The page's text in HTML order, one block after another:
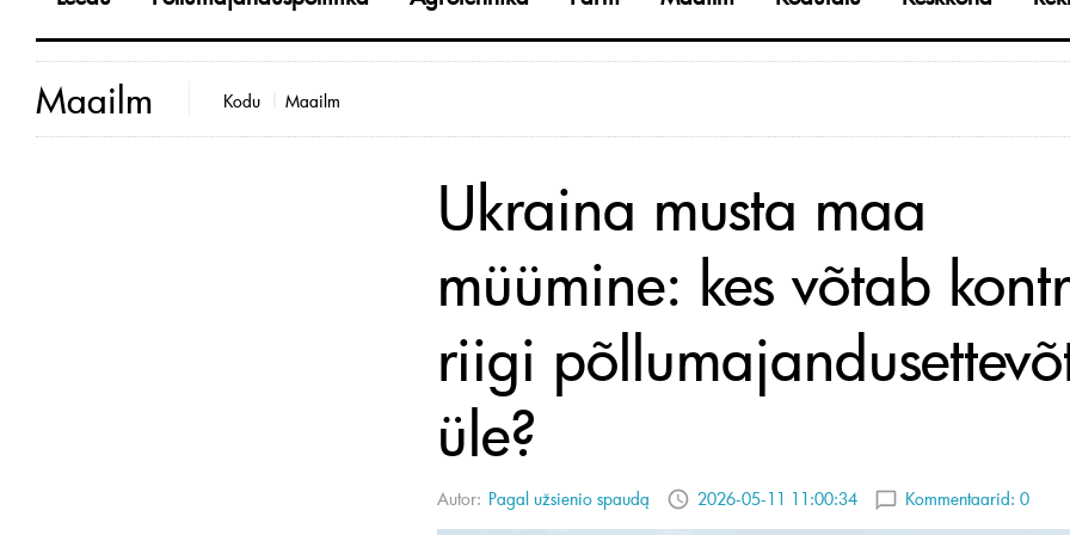
Maailm Kodu Maailm
Ukraina musta maa
müümine: kes võtab
riigi
üle?
Autor: Pagal užsienio spaudą 2026-05-11 11:00:34 Kommentaarid: 0